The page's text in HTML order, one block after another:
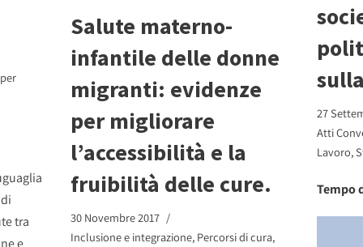
tra
e
Salute materno-
infantile delle donne
migranti: evidenze
per migliorare
l’accessibilità e la
fruibilità delle cure.
30 Novembre 2017
Inclusione e integrazione, Percorsi di cura,
27
Atti
Lavoro,
Tempo